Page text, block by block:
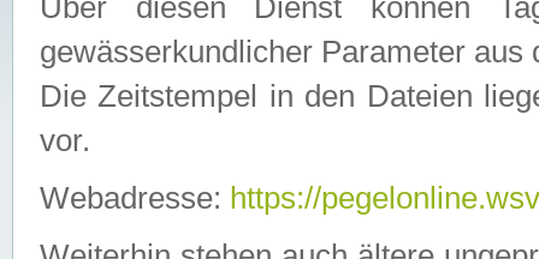
Über diesen Dienst können
gewässerkundlicher Parameter aus
Die Zeitstempel in den Dateien
vor.
Webadresse: https://